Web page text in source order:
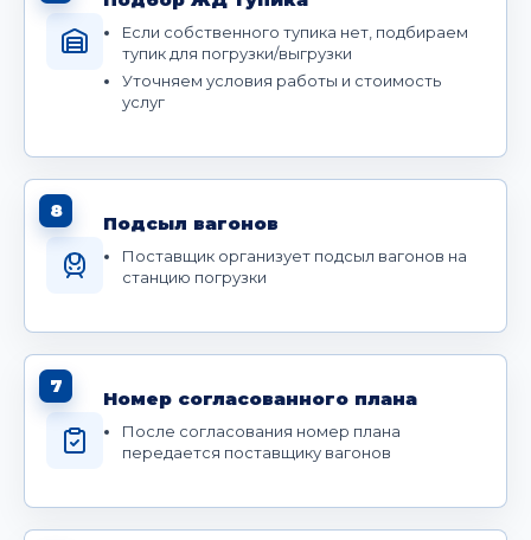
Если собственного тупика нет, подбираем
тупик для погрузки/выгрузки
Уточняем условия работы и стоимость
услуг
8
Подсыл вагонов
Поставщик организует подсыл вагонов на
станцию погрузки
7
Номер согласованного плана
После согласования номер плана
передается поставщику вагонов